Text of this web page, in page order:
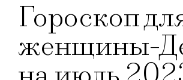
Гороскоп
женщины-